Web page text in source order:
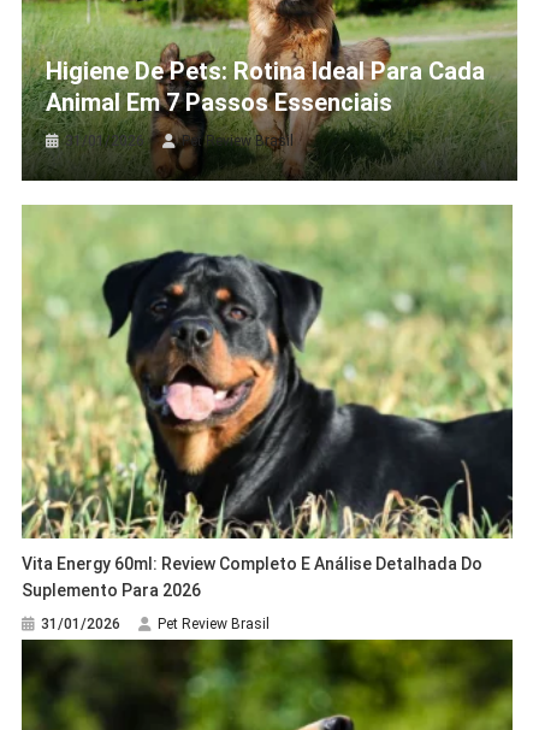
Higiene De Pets: Rotina Ideal Para Cada
Animal Em 7 Passos Essenciais
31/01/2026 Pet Review Brasil
Vita Energy 60ml: Review Completo E Análise Detalhada Do
Suplemento Para 2026
31/01/2026 Pet Review Brasil